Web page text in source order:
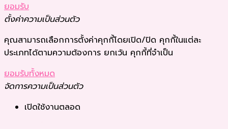
ยอมรับ
ตั้งค่าความเป็นส่วนตัว
คุณสามารถเลือกการตั้งค่าคุกกี้โดยเปิด/ปิด คุกกี้ในแต่ละ
ประเภทได้ตามความต้องการ ยกเว้น คุกกี้ที่จำเป็น
ยอมรับทั้งหมด
จัดการความเป็นส่วนตัว
เปิดใช้งานตลอด